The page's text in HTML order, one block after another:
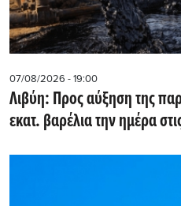
07/08/2026 - 19:00
Λιβύη: Προς αύξηση της
εκατ. βαρέλια την ημέρα